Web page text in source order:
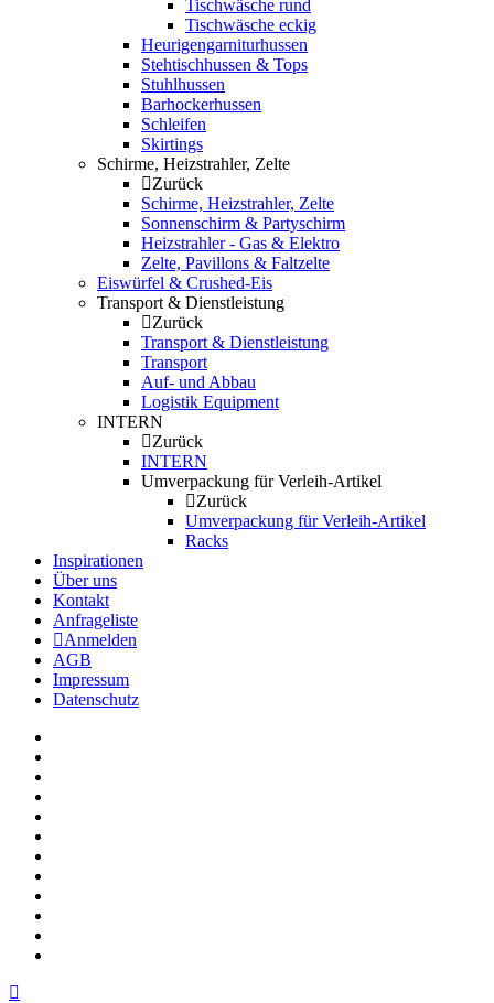
Tischwäsche rund
Tischwäsche eckig
Heurigengarniturhussen
Stehtischhussen & Tops
Stuhlhussen
Barhockerhussen
Schleifen
Skirtings
Schirme, Heizstrahler, Zelte
Zurück
Schirme, Heizstrahler, Zelte
Sonnenschirm & Partyschirm
Heizstrahler - Gas & Elektro
Zelte, Pavillons & Faltzelte
Eiswürfel & Crushed-Eis
Transport & Dienstleistung
Zurück
Transport & Dienstleistung
Transport
Auf- und Abbau
Logistik Equipment
INTERN
Zurück
INTERN
Umverpackung für Verleih-Artikel
Zurück
Umverpackung für Verleih-Artikel
Racks
Inspirationen
Über uns
Kontakt
Anfrageliste
Anmelden
AGB
Impressum
Datenschutz